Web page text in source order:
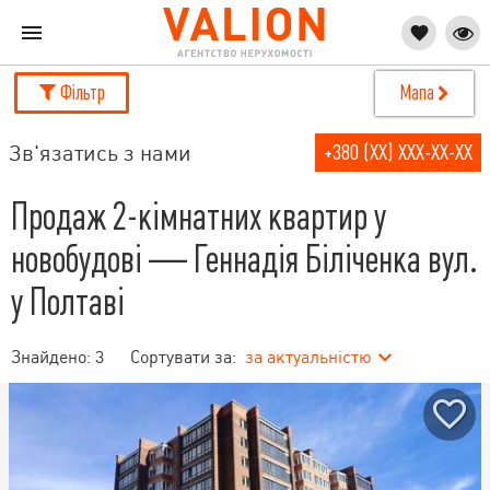
Фільтр Мапа
Зв'язатись з нами +380 (XX) XXX-XX-XX
Продаж 2-кімнатних квартир у
новобудові — Геннадія Біліченка вул.
у Полтаві
Знайдено: 3 Сортувати за: за актуальністю